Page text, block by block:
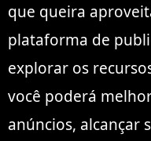
que queira
plataforma de
explorar os
você poderá
anúncios, alcançar